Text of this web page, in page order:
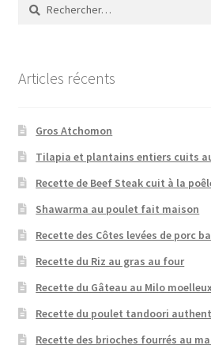
Articles récents
Gros Atchomon
Tilapia et plantains entiers cuits
Recette de Beef Steak cuit à la
Shawarma au poulet fait maison
Recette des Côtes levées de porc
Recette du Riz au gras au four
Recette du Gâteau au Milo
Recette du poulet tandoori
Recette des brioches fourrés au